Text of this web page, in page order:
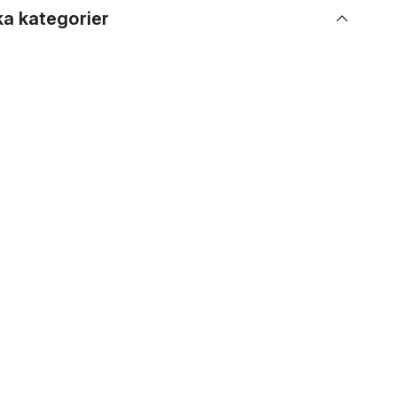
kategorier